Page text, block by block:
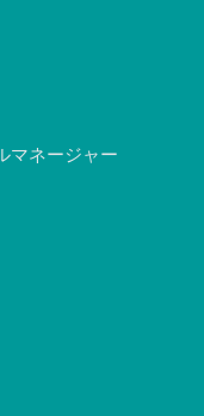
マネージャー